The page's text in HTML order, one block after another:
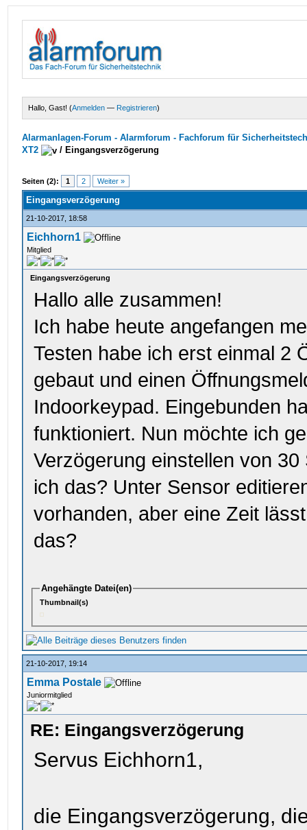
Hallo, Gast! (Anmelden — Registrieren)
Alarmanlagen-Forum - Alarmforum - Fachforum für
XT2
/ Eingangsverzögerung
Seiten (2): 1 2 Weiter »
Eingangsverzögerung
21-10-2017, 18:58
Eichhorn1
Mitglied
Eingangsverzögerung
Hallo alle zusammen!
Ich habe heute angefangen
Testen habe ich erst einmal 2
gebaut und einen
Indoorkeypad. Eingebunden
funktioniert. Nun möchte ich
Verzögerung einstellen von
ich das? Unter Sensor
vorhanden, aber eine Zeit
das?
Angehängte Datei(en)
Thumbnail(s)
21-10-2017, 19:14
Emma Postale
Juniormitglied
RE: Eingangsverzögerung
Servus Eichhorn1,
die Eingangsverzögerung,